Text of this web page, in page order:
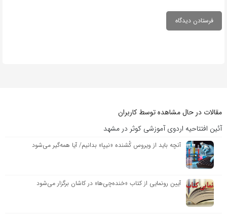
مقالات در حال مشاهده توسط کاربران
آئین افتتاحیه اردوی آموزشی کوثر در مشهد
آنچه باید از ویروس کُشنده «نیپا» بدانیم/ آیا همه‌گیر می‌شود
آیین رونمایی از کتاب «خنده‌چی‌ها» در کاشان برگزار می‌شود